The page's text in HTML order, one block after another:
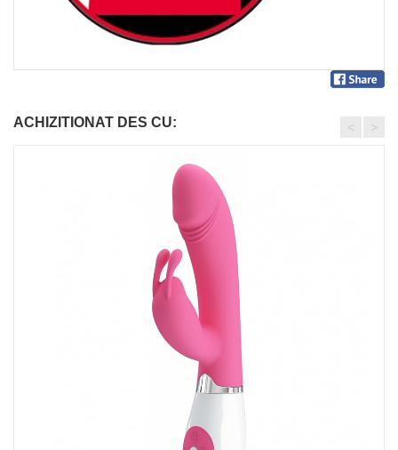
ACHIZITIONAT DES CU: < >